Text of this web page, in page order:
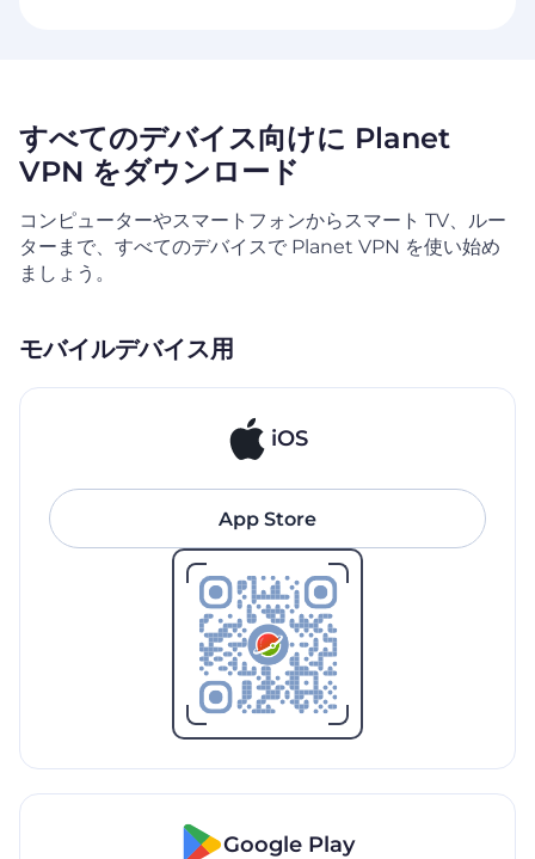
すべてのデバイス向けに Planet
VPN をダウンロード
コンピューターやスマートフォンからスマート TV、ルー
ターまで、すべてのデバイスで Planet VPN を使い始め
ましょう。
モバイルデバイス用
iOS
App Store
Google Play